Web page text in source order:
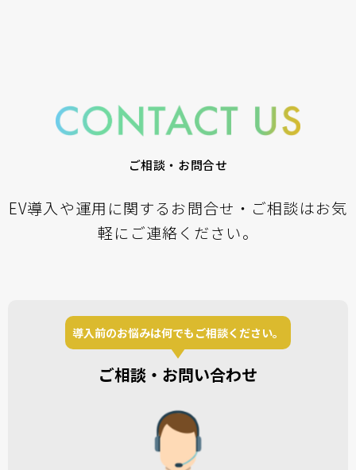
ご相談・お問合せ
EV導入や運用に関するお問合せ・ご相談はお気
軽にご連絡ください。
導入前のお悩みは何でもご相談ください。
ご相談・お問い合わせ